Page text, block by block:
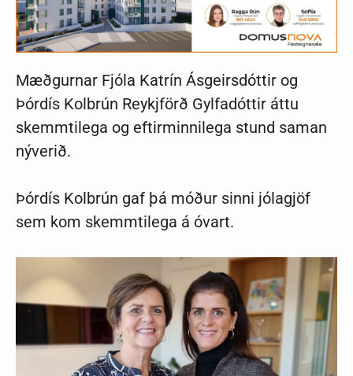
Mæðgurnar Fjóla Katrín Ás­geirs­dótt­ir og
Þórdís Kolbrún Reykjförð Gylfadóttir áttu
skemmtilega og eftirminnilega stund saman
nýverið.
Þórdís Kolbrún gaf þá móður sinni jólagjöf
sem kom skemmtilega á óvart.